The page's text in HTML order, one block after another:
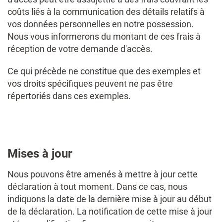
coûts liés à la communication des détails relatifs à
vos données personnelles en notre possession.
Nous vous informerons du montant de ces frais à
réception de votre demande d'accès.
Ce qui précède ne constitue que des exemples et
vos droits spécifiques peuvent ne pas être
répertoriés dans ces exemples.
Mises à jour
Nous pouvons être amenés à mettre à jour cette
déclaration à tout moment. Dans ce cas, nous
indiquons la date de la dernière mise à jour au début
de la déclaration. La notification de cette mise à jour